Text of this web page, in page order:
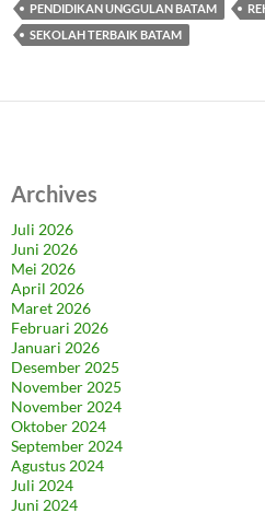
PENDIDIKAN UNGGULAN BATAM
SEKOLAH TERBAIK BATAM
Archives
Juli 2026
Juni 2026
Mei 2026
April 2026
Maret 2026
Februari 2026
Januari 2026
Desember 2025
November 2025
November 2024
Oktober 2024
September 2024
Agustus 2024
Juli 2024
Juni 2024